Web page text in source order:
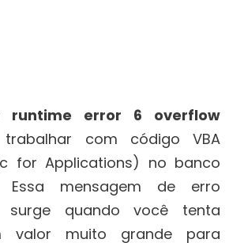
runtime error 6 overflow
com código VBA
for Applications) no banco
Essa mensagem de erro
surge quando você tenta
valor muito grande para